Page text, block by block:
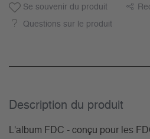
Se souvenir du produit
Questions sur le produit
Description du­ produit
L'album FDC - conçu pour les